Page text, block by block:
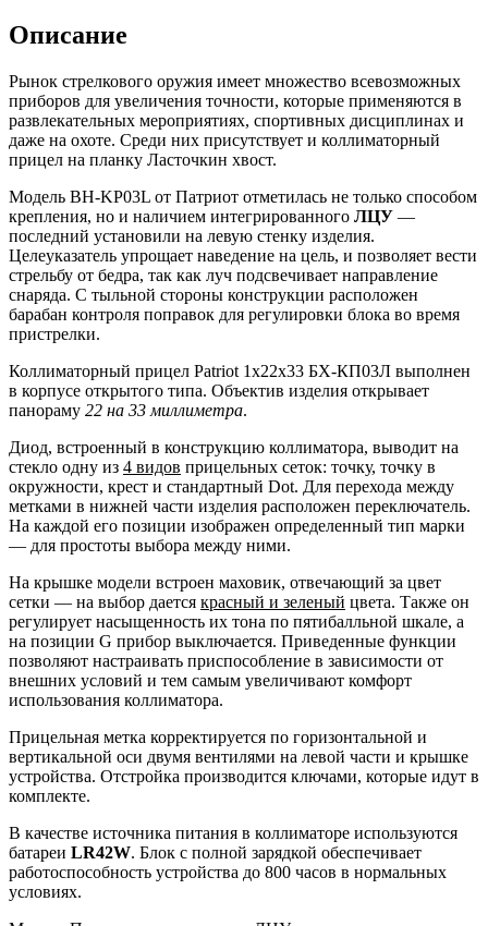
красная
марка
ЛЦУ
красный
на
ласт
BH-
Описание
Рынок стрелкового оружия имеет множество всевозможных
приборов для увеличения точности, которые применяются в
развлекательных мероприятиях, спортивных дисциплинах и
даже на охоте. Среди них присутствует и коллиматорный
прицел на планку Ласточкин хвост.
Модель BH-KP03L от Патриот отметилась не только способом
крепления, но и наличием интегрированного ЛЦУ —
последний установили на левую стенку изделия.
Целеуказатель упрощает наведение на цель, и позволяет вести
стрельбу от бедра, так как луч подсвечивает направление
снаряда. С тыльной стороны конструкции расположен
барабан контроля поправок для регулировки блока во время
пристрелки.
Коллиматорный прицел Patriot 1x22x33 БХ-КП03Л выполнен
в корпусе открытого типа. Объектив изделия открывает
панораму 22 на 33 миллиметра.
Диод, встроенный в конструкцию коллиматора, выводит на
стекло одну из 4 видов прицельных сеток: точку, точку в
окружности, крест и стандартный Dot. Для перехода между
метками в нижней части изделия расположен переключатель.
На каждой его позиции изображен определенный тип марки
— для простоты выбора между ними.
На крышке модели встроен маховик, отвечающий за цвет
сетки — на выбор дается красный и зеленый цвета. Также он
регулирует насыщенность их тона по пятибалльной шкале, а
на позиции G прибор выключается. Приведенные функции
позволяют настраивать приспособление в зависимости от
внешних условий и тем самым увеличивают комфорт
использования коллиматора.
Прицельная метка корректируется по горизонтальной и
вертикальной оси двумя вентилями на левой части и крышке
устройства. Отстройка производится ключами, которые идут в
комплекте.
В качестве источника питания в коллиматоре используются
батареи LR42W. Блок с полной зарядкой обеспечивает
работоспособность устройства до 800 часов в нормальных
условиях.